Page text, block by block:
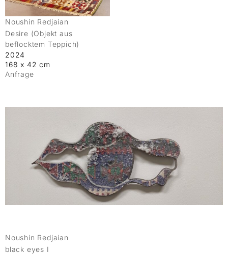
Noushin Redjaian
Desire (Objekt aus
beflocktem Teppich)
2024
168 x 42 cm
Anfrage
Noushin Redjaian
black eyes I